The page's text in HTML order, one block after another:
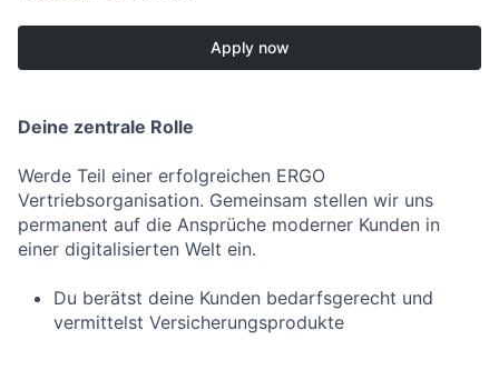
Apply now
Deine zentrale Rolle
Werde Teil einer erfolgreichen ERGO
Vertriebsorganisation. Gemeinsam stellen wir uns
permanent auf die Ansprüche moderner Kunden in
einer digitalisierten Welt ein.
Du berätst deine Kunden bedarfsgerecht und
vermittelst Versicherungsprodukte